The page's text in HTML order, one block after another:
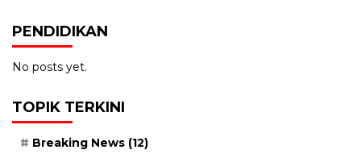
PENDIDIKAN
No posts yet.
TOPIK TERKINI
Breaking News (12)